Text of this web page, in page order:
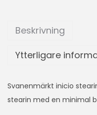
Beskrivning
Ytterligare
Svanenmärkt inicio
stearin med en minimal